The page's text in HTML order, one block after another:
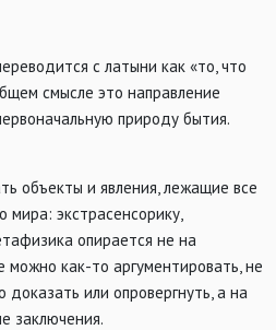
с латыни как «то, что
смысле это направление
природу бытия.
объекты и явления, лежащие все
мира: экстрасенсорику,
опирается не на
как-то аргументировать, не
или опровергнуть, а на
заключения.